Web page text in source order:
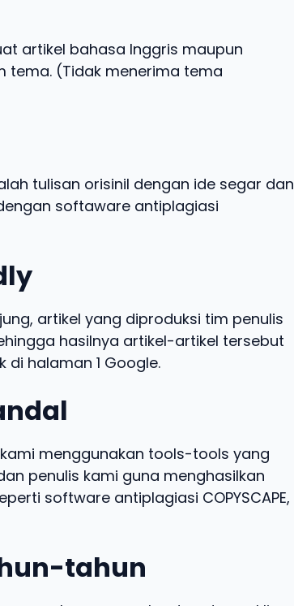
artikel bahasa Inggris maupun
tema. (Tidak menerima tema
tulisan orisinil dengan ide segar dan
softaware antiplagiasi
artikel yang diproduksi tim penulis
hasilnya artikel-artikel tersebut
halaman 1 Google.
menggunakan tools-tools yang
penulis kami guna menghasilkan
software antiplagiasi COPYSCAPE,
tahun